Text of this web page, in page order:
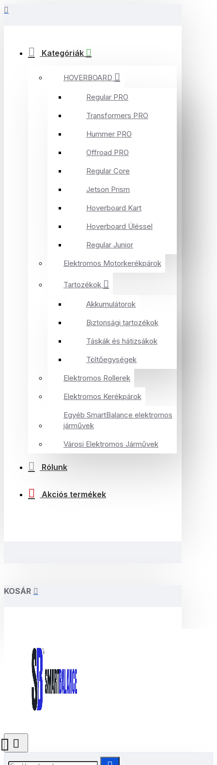
Kategóriák
HOVERBOARD
Regular PRO
Transformers PRO
Hummer PRO
Offroad PRO
Regular Core
Jetson Prism
Hoverboard Kart
Hoverboard Üléssel
Regular Junior
Elektromos Motorkerékpárok
Tartozékok
Akkumulátorok
Biztonsági tartozékok
Táskák és hátizsákok
Töltőegységek
Elektromos Rollerek
Elektromos Kerékpárok
Egyéb SmartBalance elektromos
járművek
Városi Elektromos Járművek
Rólunk
Akciós termékek
KOSÁR